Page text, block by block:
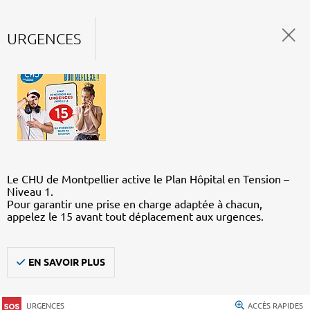
URGENCES
Le CHU de Montpellier active le Plan Hôpital en Tension –
Niveau 1.
Pour garantir une prise en charge adaptée à chacun,
appelez le 15 avant tout déplacement aux urgences.
EN SAVOIR PLUS
URGENCES ACCÈS RAPIDES